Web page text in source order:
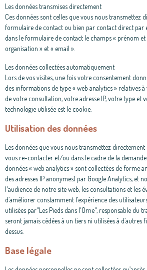
Les données transmises directement
Ces données sont celles que vous nous transmettez
formulaire de contact ou bien par contact direct par
dans le formulaire de contact le champs « prénom
organisation » et « email ».
Les données collectées automatiquement
Lors de vos visites, une fois votre consentement
des informations de type « web analytics » relatives
de votre consultation, votre adresse IP, votre type et
technologie utilisée est le cookie.
Utilisation des données
Les données que vous nous transmettez
vous re-contacter et/ou dans le cadre de la demande
données « web analytics » sont collectées de forme
des adresses IP anonymes) par Google Analytics, et
l'audience de notre site web, les consultations et les
d’améliorer constamment l’expérience des
utilisées par"Les Pieds dans l'Orne", responsable du
seront jamais cédées à un tiers ni utilisées à d’autres
dessus.
Base légale